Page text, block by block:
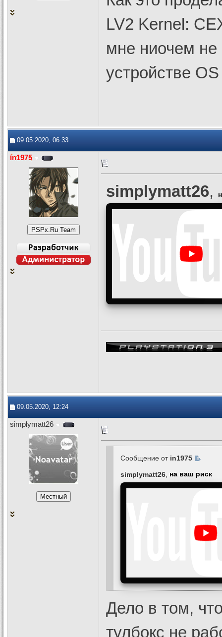
LV2 Kernel:
мне ниочем не
устройстве
09.05.2020, 06:33
in1975
simplymatt26,
09.05.2020, 12:24
simplymatt26
Сообщение от in1975
simplymatt26 на ваш риск
Дело в том,
тулбокс не